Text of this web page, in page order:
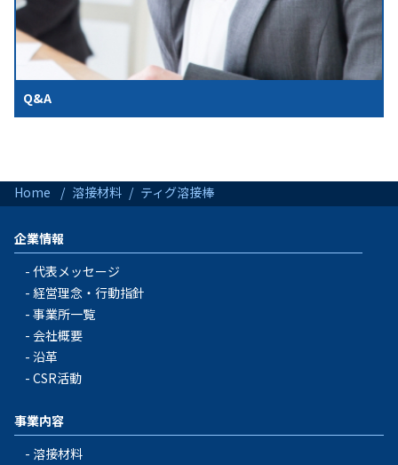
Q&A
Home 溶接材料 ティグ溶接棒
企業情報
代表メッセージ
経営理念・行動指針
事業所一覧
会社概要
沿革
CSR活動
事業内容
溶接材料